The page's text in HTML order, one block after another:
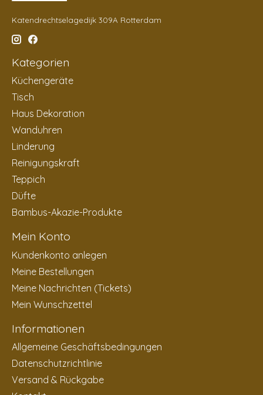
Katendrechtselagedijk 309A Rotterdam
Kategorien
Küchengeräte
Tisch
Haus Dekoration
Wanduhren
Linderung
Reinigungskraft
Teppich
Düfte
Bambus-Akazie-Produkte
Mein Konto
Kundenkonto anlegen
Meine Bestellungen
Meine Nachrichten (Tickets)
Mein Wunschzettel
Informationen
Allgemeine Geschäftsbedingungen
Datenschutzrichtlinie
Versand & Rückgabe